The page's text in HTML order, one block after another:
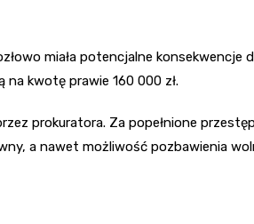
miała potencjalne konsekwencje
kwotę prawie 160 000 zł.
prokuratora. Za popełnione
a nawet możliwość pozbawienia